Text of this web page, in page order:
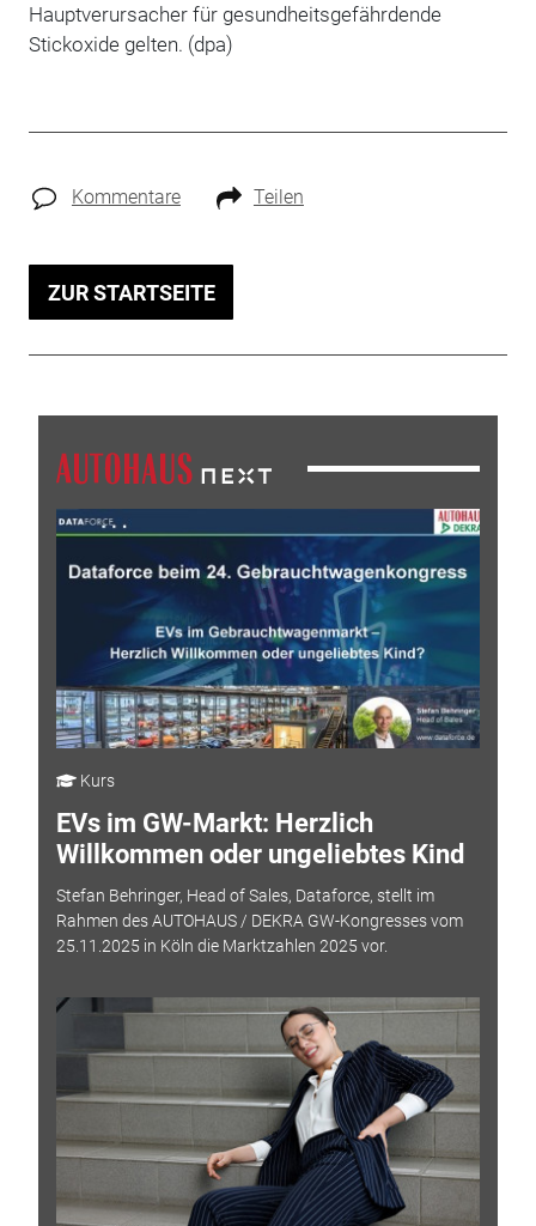
Hauptverursacher für gesundheitsgefährdende
Stickoxide gelten. (dpa)
Kommentare Teilen
ZUR STARTSEITE
Kurs
EVs im GW-Markt: Herzlich
Willkommen oder ungeliebtes Kind
Stefan Behringer, Head of Sales, Dataforce, stellt im
Rahmen des AUTOHAUS / DEKRA GW-Kongresses vom
25.11.2025 in Köln die Marktzahlen 2025 vor.